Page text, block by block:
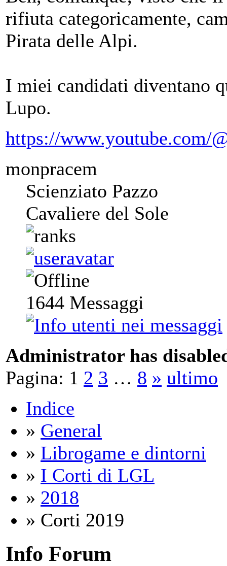
rifiuta categoricamente,
Pirata delle Alpi.
I miei candidati diventano
Lupo.
https://www.youtube.com/
monpracem
Scienziato Pazzo
Cavaliere del Sole
1644 Messaggi
Administrator has
Pagina: 1 2 3 … 8 » ultimo
Indice
» General
» Librogame e dintorni
» I Corti di LGL
» 2018
» Corti 2019
Info Forum